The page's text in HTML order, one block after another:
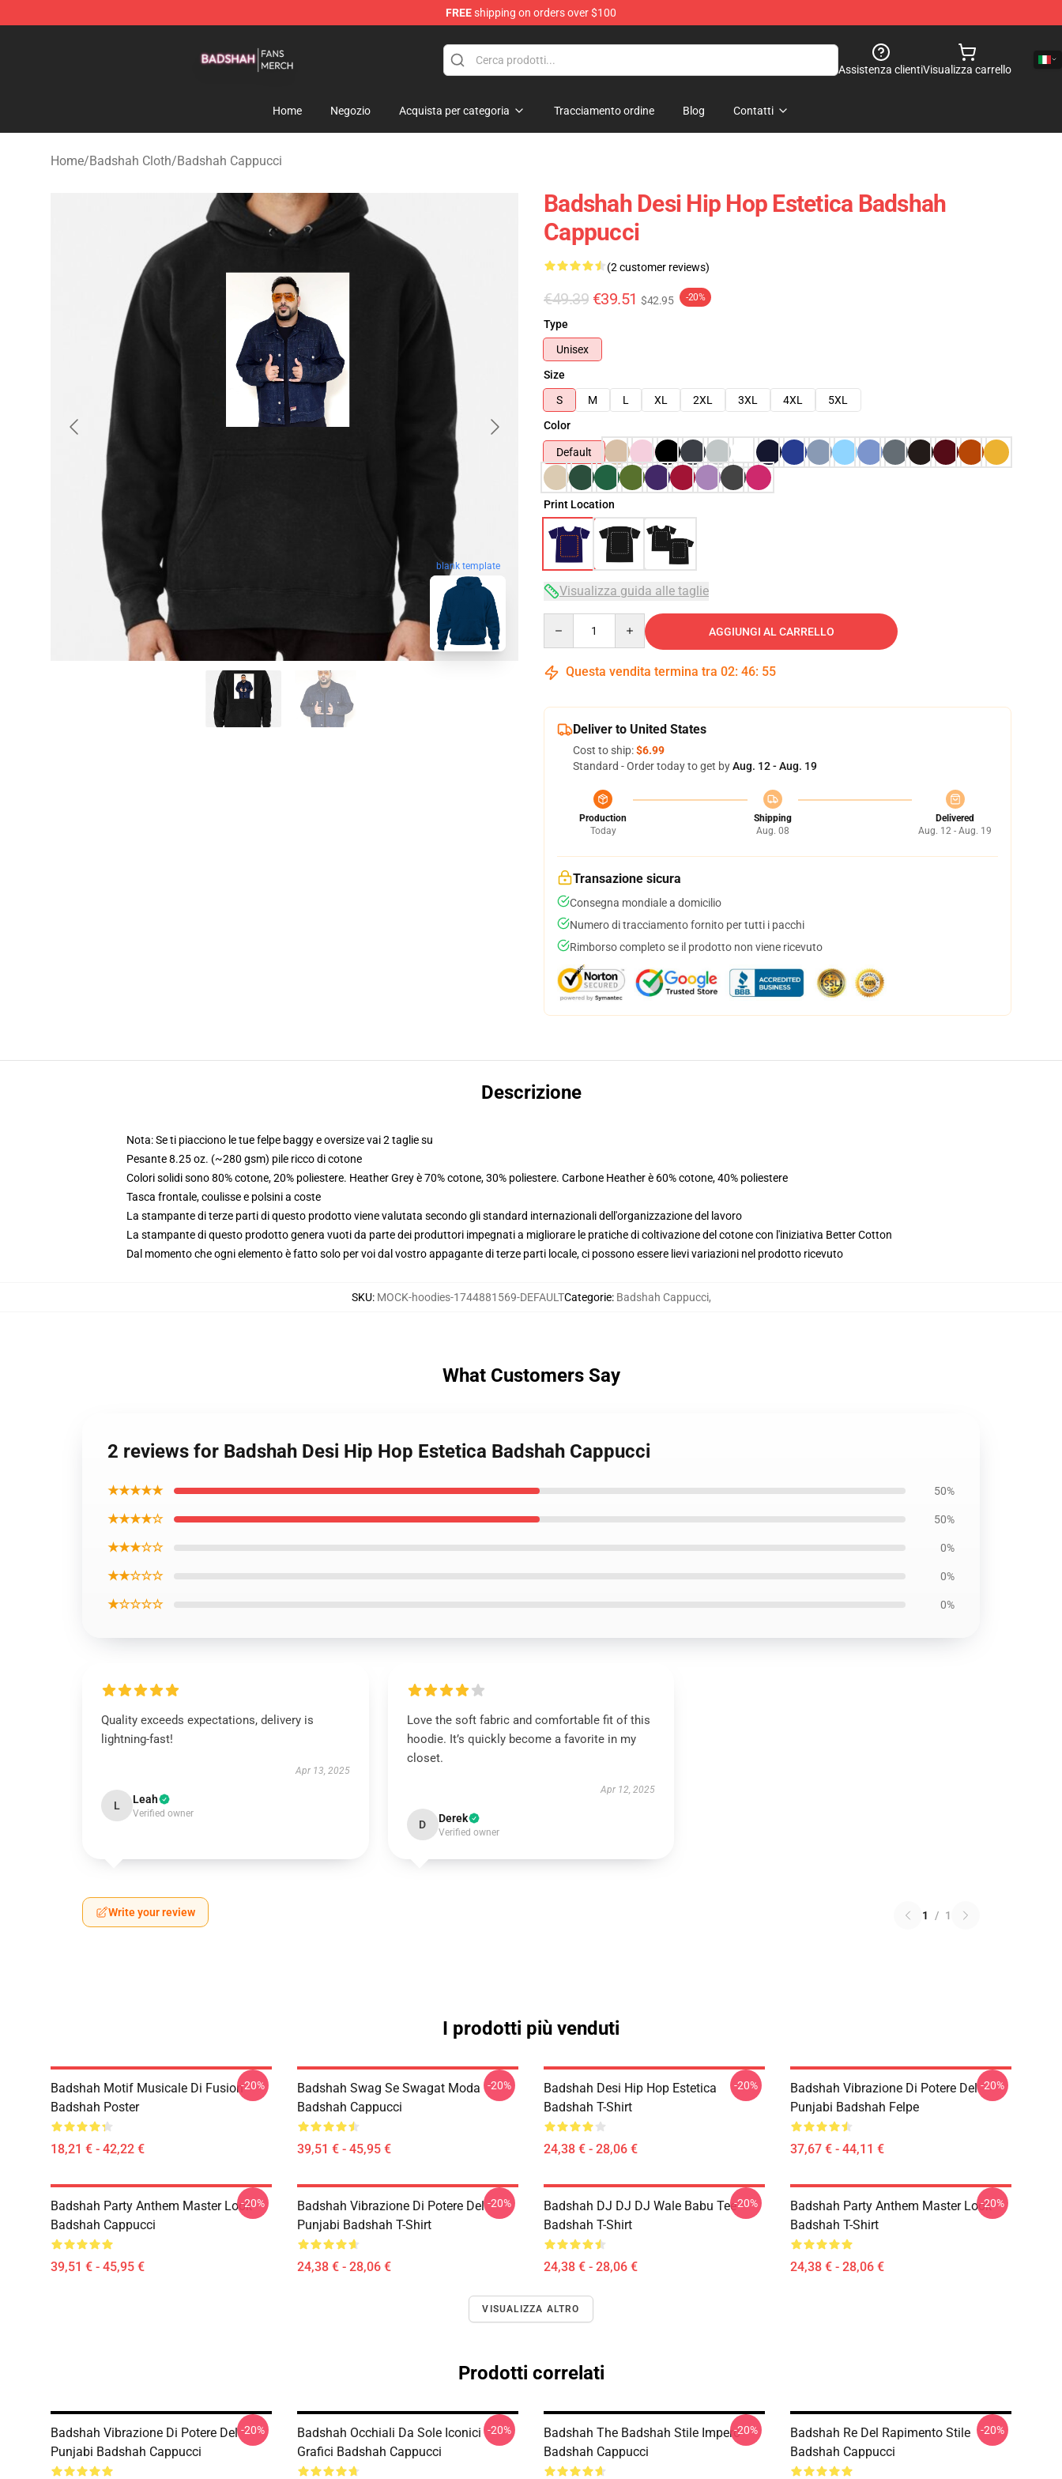
FREEshipping on orders over $100
Assistenza clientiVisualizza carrello
Home Negozio Acquista per categoria Tracciamento ordine Blog Contatti
Home/Badshah Cloth/Badshah Cappucci
blank template
Badshah Desi Hip Hop Estetica Badshah
Cappucci
(2 customer reviews)
€49.39 €39.51 $42.95 -20%
Type
Unisex
Size
S
M L XL 2XL 3XL 4XL
5XL
Color
Default
Print Location
Visualizza guida alle taglie
AGGIUNGI AL CARRELLO
Questa vendita termina tra 02: 46: 54
Deliver to United States
Cost to ship:$6.99
Standard - Order today to get byAug. 12 - Aug. 19
Production
Today
Shipping
Aug. 08
Delivered
Aug. 12 - Aug. 19
Transazione sicura
Consegna mondiale a domicilio
Numero di tracciamento fornito per tutti i pacchi
Rimborso completo se il prodotto non viene ricevuto
Descrizione
Nota: Se ti piacciono le tue felpe baggy e oversize vai 2 taglie su
Pesante 8.25 oz. (~280 gsm) pile ricco di cotone
Colori solidi sono 80% cotone, 20% poliestere. Heather Grey è 70% cotone, 30% poliestere. Carbone Heather è 60% cotone, 40% poliestere
Tasca frontale, coulisse e polsini a coste
La stampante di terze parti di questo prodotto viene valutata secondo gli standard internazionali dell'organizzazione del lavoro
La stampante di questo prodotto genera vuoti da parte dei produttori impegnati a migliorare le pratiche di coltivazione del cotone con l'iniziativa Better Cotton
Dal momento che ogni elemento è fatto solo per voi dal vostro appagante di terze parti locale, ci possono essere lievi variazioni nel prodotto ricevuto
SKU: MOCK-hoodies-1744881569-DEFAULTCategorie: Badshah Cappucci,
What Customers Say
2 reviews for Badshah Desi Hip Hop Estetica Badshah Cappucci
★★★★★ 50%
★★★★☆ 50%
★★★☆☆ 0%
★★☆☆☆ 0%
★☆☆☆☆ 0%
Quality exceeds expectations, delivery is
lightning-fast!
Apr 13, 2025
L Leah
Verified owner
Love the soft fabric and comfortable fit of this
hoodie. It’s quickly become a favorite in my
closet.
Apr 12, 2025
D Derek
Verified owner
Write your review 1 / 1
I prodotti più venduti
Badshah Motif Musicale Di Fusion
Badshah Poster
18,21 € - 42,22 €
-20%
Badshah Swag Se Swagat Moda
Badshah Cappucci
39,51 € - 45,95 €
-20%
Badshah Desi Hip Hop Estetica
Badshah T-Shirt
24,38 € - 28,06 €
-20%
Badshah Vibrazione Di Potere Del
Punjabi Badshah Felpe
37,67 € - 44,11 €
-20%
Badshah Party Anthem Master Look
Badshah Cappucci
39,51 € - 45,95 €
-20%
Badshah Vibrazione Di Potere Del
Punjabi Badshah T-Shirt
24,38 € - 28,06 €
-20%
Badshah DJ DJ DJ Wale Babu Tee
Badshah T-Shirt
24,38 € - 28,06 €
-20%
Badshah Party Anthem Master Look
Badshah T-Shirt
24,38 € - 28,06 €
-20%
VISUALIZZA ALTRO
Prodotti correlati
Badshah Vibrazione Di Potere Del
Punjabi Badshah Cappucci
-20%
Badshah Occhiali Da Sole Iconici
Grafici Badshah Cappucci
-20%
Badshah The Badshah Stile Impero
Badshah Cappucci
-20%
Badshah Re Del Rapimento Stile
Badshah Cappucci
-20%